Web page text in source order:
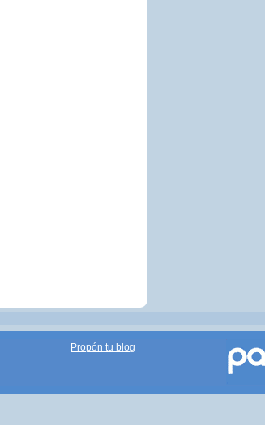
Propón tu blog